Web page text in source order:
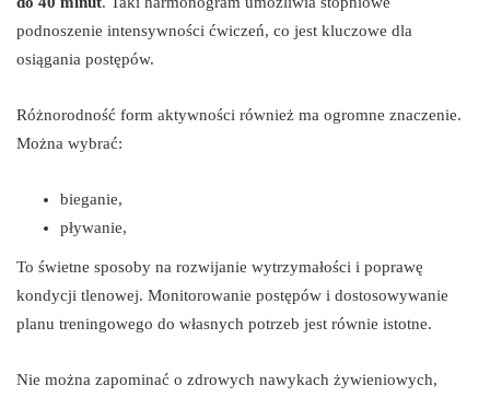
podnoszenie intensywności ćwiczeń, co jest kluczowe dla
osiągania postępów.
Różnorodność form aktywności również ma ogromne znaczenie.
Można wybrać:
bieganie,
pływanie,
To świetne sposoby na rozwijanie wytrzymałości i poprawę
kondycji tlenowej. Monitorowanie postępów i dostosowywanie
planu treningowego do własnych potrzeb jest równie istotne.
Nie można zapominać o zdrowych nawykach żywieniowych,